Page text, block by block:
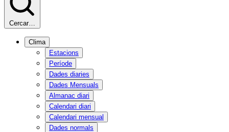
Cercar…
Clima
Estacions
Període
Dades diaries
Dades Mensuals
Almanac diari
Calendari diari
Calendari mensual
Dades normals